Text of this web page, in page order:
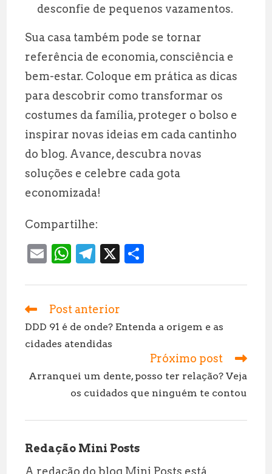
desconfie de pequenos vazamentos.
Sua casa também pode se tornar
referência de economia, consciência e
bem-estar. Coloque em prática as dicas
para descobrir como transformar os
costumes da família, proteger o bolso e
inspirar novas ideias em cada cantinho
do blog. Avance, descubra novas
soluções e celebre cada gota
economizada!
Compartilhe:
E
ai
l
W
at
s
A
p
p
T
e
g
r
a
m
X
a
e
Leia
artigos
Post anterior
DDD 91 é de onde? Entenda a origem e as
cidades atendidas
Próximo post
Arranquei um dente, posso ter relação? Veja
os cuidados que ninguém te contou
Redação Mini Posts
A redação do blog Mini Posts está